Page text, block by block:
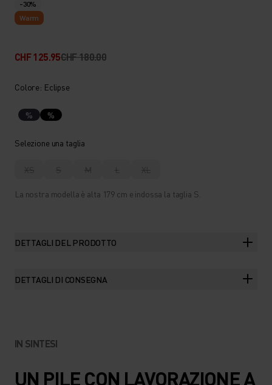
-30%
Warm
CHF 125.95CHF 180.00
Colore: Eclipse
% %
Selezione una taglia
XS S M L XL
La nostra modella è alta 179 cm e indossa la taglia S.
DETTAGLI DEL PRODOTTO
DETTAGLI DI CONSEGNA
IN SINTESI
UN PILE CON LAVORAZIONE A